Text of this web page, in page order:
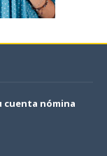
cuenta nómina